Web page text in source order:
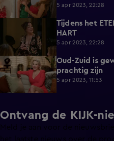
5 apr 2023, 22:28
Tijdens het
HART
5 apr 2023, 22:28
0:29
Oud-Zuid is
prachtig zijn
5 apr 2023, 11:53
Ontvang de KIJK-
Meld je aan voor de